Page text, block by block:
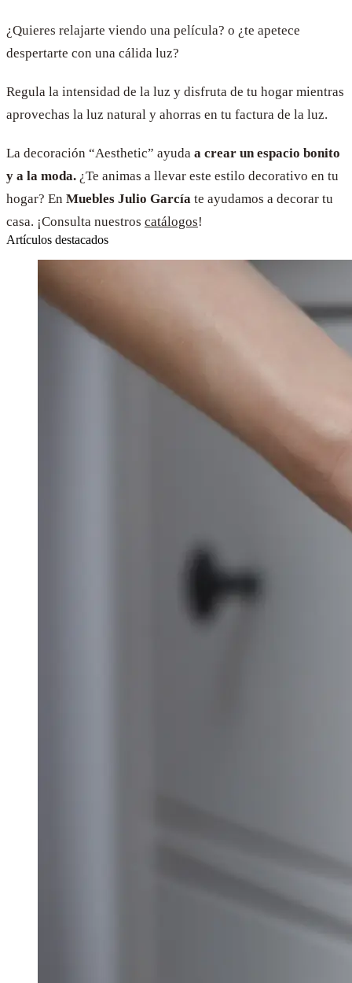
¿Quieres relajarte viendo una película? o ¿te apetece
despertarte con una cálida luz?
Regula la intensidad de la luz y disfruta de tu hogar mientras
aprovechas la luz natural y ahorras en tu factura de la luz.
La decoración “Aesthetic” ayuda a crear un espacio bonito
y a la moda. ¿Te animas a llevar este estilo decorativo en tu
hogar? En Muebles Julio García te ayudamos a decorar tu
casa. ¡Consulta nuestros catálogos!
Artículos destacados